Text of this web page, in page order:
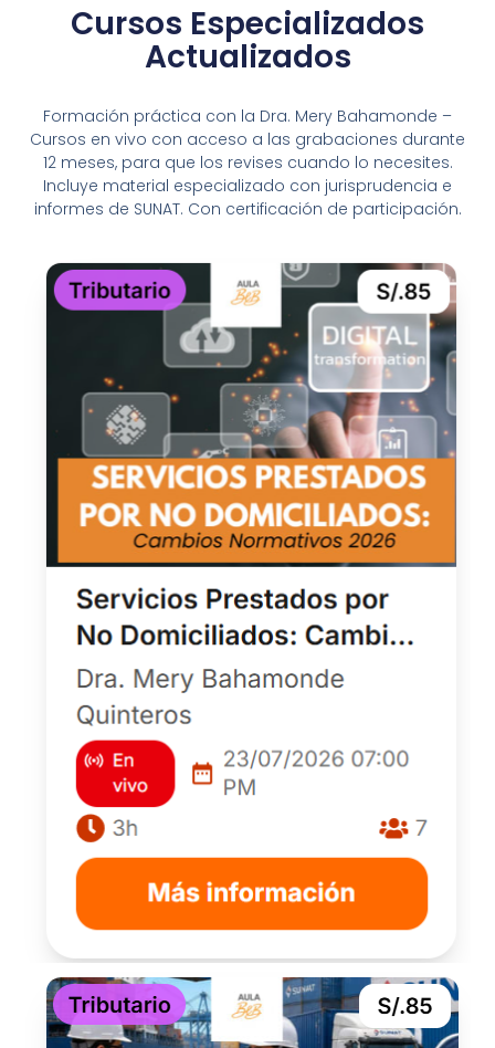
Cursos Especializados
Actualizados
Formación práctica con la Dra. Mery Bahamonde –
Cursos en vivo con acceso a las grabaciones durante
12 meses, para que los revises cuando lo necesites.
Incluye material especializado con jurisprudencia e
informes de SUNAT. Con certificación de participación.